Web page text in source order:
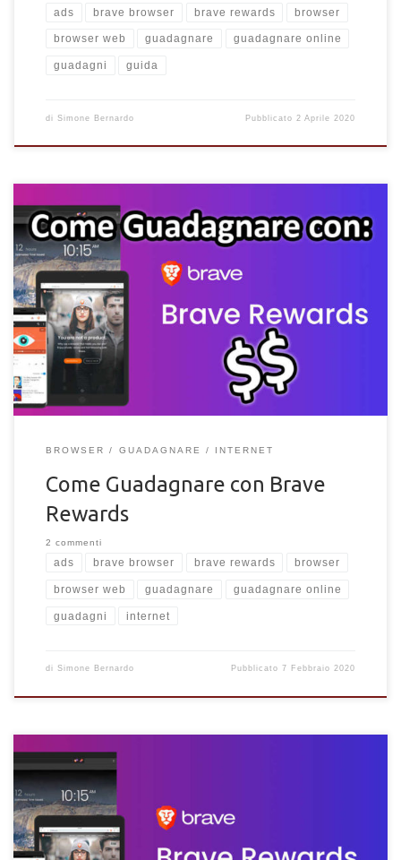
ads brave browser brave rewards browser
browser web guadagnare guadagnare online
guadagni guida
di Simone Bernardo Pubblicato 2 Aprile 2020
Guadagnare con il programma Brave Rewards del browser
Brave è possibile? Come funziona e come guadagnare soldi
con le ricompense Brave?
BROWSER GUADAGNARE INTERNET
Come Guadagnare con Brave
Rewards
2 commenti
ads brave browser brave rewards browser
browser web guadagnare guadagnare online
guadagni internet
di Simone Bernardo Pubblicato7 Febbraio 2020
Qual è la data di pagamento delle Brave Rewards? Quando
vengono pagate le ricompense Brave? Scopri la data di